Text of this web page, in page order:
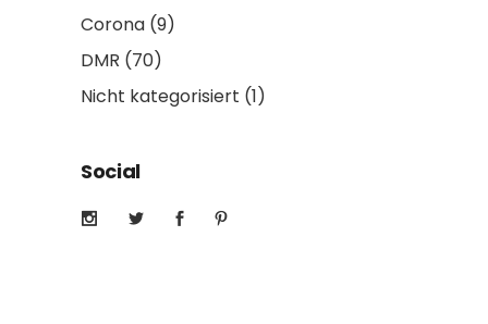
Corona (9)
DMR (70)
Nicht kategorisiert (1)
Social